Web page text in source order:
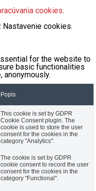
cookies.
cookies.
for the website to
basic functionalities
Popis
This cookie is set by GDPR
Cookie Consent plugin. The
cookie is used to store the user
consent for the cookies in the
category "Analytics".
The cookie is set by GDPR
cookie consent to record the user
consent for the cookies in the
category "Functional".